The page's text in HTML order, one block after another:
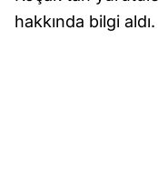
hakkında bilgi aldı.